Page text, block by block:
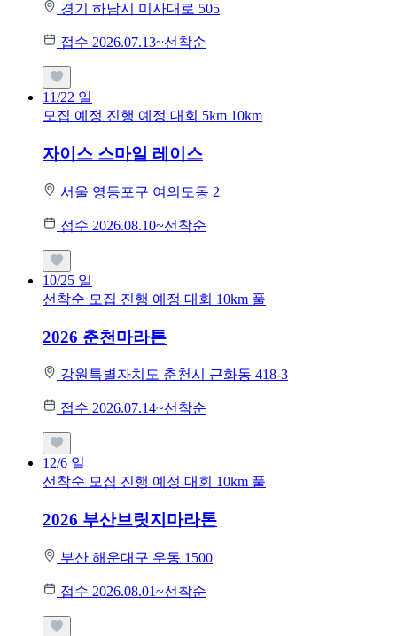
경기 하남시 미사대로 505
접수 2026.07.13~선착순
11/22 일
모집 예정 진행 예정 대회 5km 10km
자이스 스마일 레이스
서울 영등포구 여의도동 2
접수 2026.08.10~선착순
10/25 일
선착순 모집 진행 예정 대회 10km 풀
2026 춘천마라톤
강원특별자치도 춘천시 근화동 418-3
접수 2026.07.14~선착순
12/6 일
선착순 모집 진행 예정 대회 10km 풀
2026 부산브릿지마라톤
부산 해운대구 우동 1500
접수 2026.08.01~선착순